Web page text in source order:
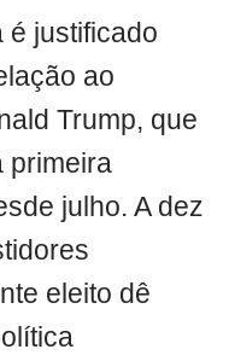
é justificado
ao
Trump, que
primeira
julho. A dez
eleito dê